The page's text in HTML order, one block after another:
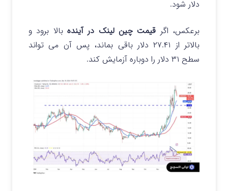
دلار شود.
برعکس، اگر قیمت چین لینک در آینده بالا برود و
بالاتر از ۲۷.۴۱ دلار باقی بماند، پس آن می تواند
سطح ۳۱ دلار را دوباره آزمایش کند.